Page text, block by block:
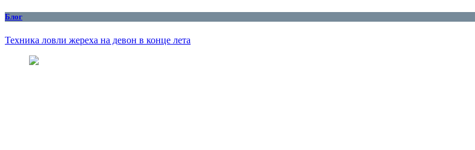
Блог
Техника ловли жереха на девон в конце лета